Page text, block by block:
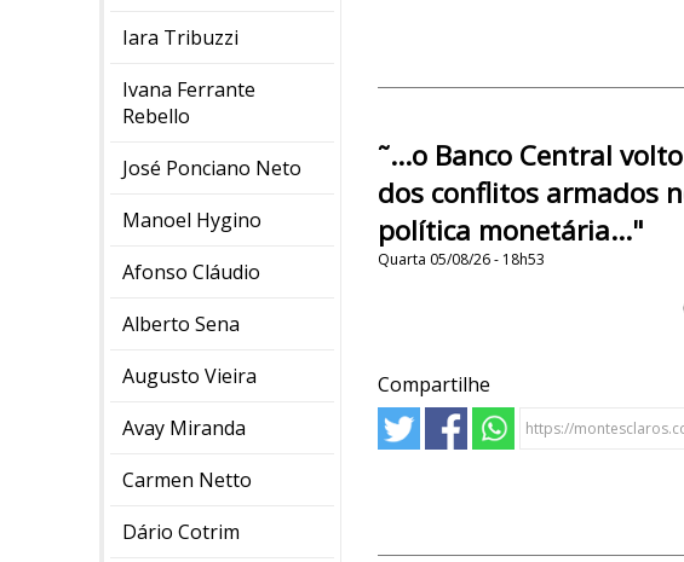
Iara Tribuzzi
Ivana Ferrante
Rebello
José Ponciano Neto
Manoel Hygino
Afonso Cláudio
Alberto Sena
Augusto Vieira
Avay Miranda
Carmen Netto
Dário Cotrim
˜...o Banco Central
dos conflitos armados
política monetária..."
Quarta 05/08/26 - 18h53
Compartilhe